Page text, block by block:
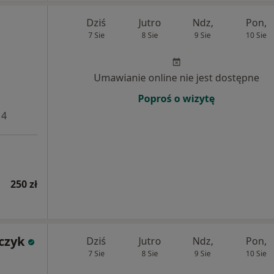
250 zł
Dziś
7 Sie
Jutro
8 Sie
Ndz,
9 Sie
Pon,
10 Sie
Umawianie online nie jest dostępne
Poproś o wizytę
Dziś
7 Sie
Jutro
8 Sie
Ndz,
9 Sie
Pon,
10 Sie